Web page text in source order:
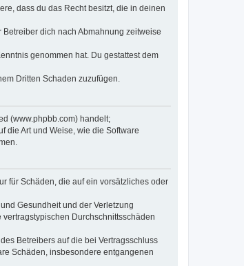
dass du das Recht besitzt, die in deinen
dich nach Abmahnung zeitweise
genommen hat. Du gestattest dem
Dritten Schaden zuzufügen.
(www.phpbb.com) handelt;
die Art und Weise, wie die Software
für Schäden, die auf ein vorsätzliches oder
Gesundheit und der Verletzung
Durchschnittsschäden
Betreibers auf die bei Vertragsschluss
Schäden, insbesondere entgangenen